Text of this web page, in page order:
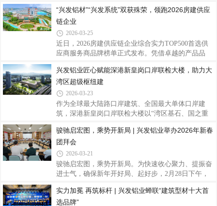
营业绩、发展战略、债券融资安排等议题进行深入交
流，公司管理层逐一进行解答与回应，现场氛
向新 共生共荣”为主题，回望携手奋斗的征程，共话
行业发展新机遇，擘画全球化合作新蓝图，凝聚起行
业同心聚力、共生共赢的发展合力。兴征程上共风
雨，发奋图强创宏图会上，兴发铝业董事总经理廖玉
庆作题为《兴征程上共风雨，发奋图强创宏图》的专
诚挚感谢与崇高敬意。他全面复盘2025年发展成果，
在全球经济与行业发展双重承压的背景下，兴发
“兴发铝材”“兴发系统”双获殊荣，领跑2026房建供应
链企业
2026-03-25
近日，2026房建供应链企业综合实力TOP500首选供
应商服务商品牌榜单正式发布。凭借卓越的产品品
材”再度荣登“2026房建供应链企业综合实力TOP500首
选供应商服务商品牌·铝型材类”十强榜首，“兴发系
统”位列系统窗类民族品牌前三，再次彰显兴发铝业
在建筑铝型材与系统门窗领域的龙头地位与核心竞争
力。该测评由中国房地产业协会、易居中国房地产测
新质生产力发展，以企业申报数据、CRIC数据库、用
户抽样调研及公共招标信息为依据，围绕生产
兴发铝业匠心赋能深港新皇岗口岸联检大楼，助力大
湾区超级枢纽建
2026-03-23
作为全球最大陆路口岸建筑、全国最大单体口岸建
筑，深港新皇岗口岸联检大楼以“湾区基石、国之重
凭借硬核产品实力与全链条定制化服务，为这座国家
级门户工程提供高品质铝合金型材，以精工铝材护航
大国工程，助力深港通关迈入“5分钟时代”。新皇岗
口岸总建筑面积约68.97万平方米，由Aedas与华阳国
际、深圳市综合交通设计研究院共同组成设计联合体
的建筑形态和“垂直叠加、高度复合”的创新布局，规
划地上5层，地下4层，集旅检、车辆查验、
骏驰启宏图，乘势开新局 | 兴发铝业举办2026年新春
团拜会
2026-03-21
骏驰启宏图，乘势开新局。为快速收心聚力、提振奋
进士气，确保新年开好局、起好步，2月28日下午，
子成员，总部各部门负责人、员工代表等欢聚一堂，
共叙情谊、共话发展，擘画新年发展蓝图。会上，公
实力加冕 再筑标杆 | 兴发铝业蝉联“建筑型材十大首
选品牌”